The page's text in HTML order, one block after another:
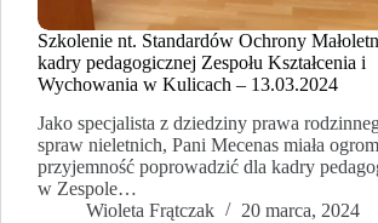
Szkolenie nt. Standardów Ochrony
kadry pedagogicznej Zespołu Kształcenia i
Wychowania w Kulicach – 13.03.2024
Jako specjalista z dziedziny prawa
spraw nieletnich, Pani Mecenas miała
przyjemność poprowadzić dla kadry
w Zespole…
Wioleta Frątczak
20 marca, 2024